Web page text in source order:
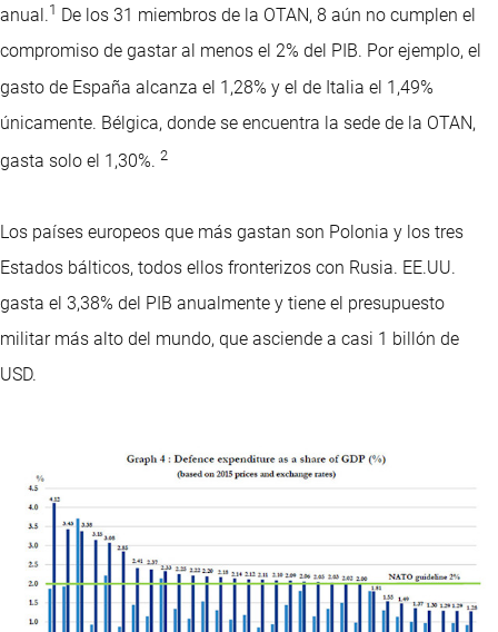
anual.1 De los 31 miembros de la OTAN, 8 aún no cumplen el
compromiso de gastar al menos el 2% del PIB. Por ejemplo, el
gasto de España alcanza el 1,28% y el de Italia el 1,49%
únicamente. Bélgica, donde se encuentra la sede de la OTAN,
gasta solo el 1,30%. 2
Los países europeos que más gastan son Polonia y los tres
Estados bálticos, todos ellos fronterizos con Rusia. EE.UU.
gasta el 3,38% del PIB anualmente y tiene el presupuesto
militar más alto del mundo, que asciende a casi 1 billón de
USD.